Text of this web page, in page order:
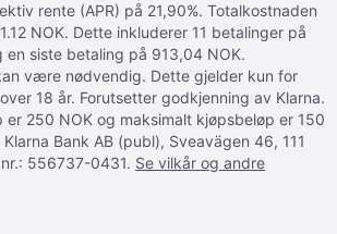
rente (APR) på 21,90%. Totalkostnaden
NOK. Dette inkluderer 11 betalinger på
en siste betaling på 913,04 NOK.
være nødvendig. Dette gjelder kun for
18 år. Forutsetter godkjenning av Klarna.
er 250 NOK og maksimalt kjøpsbeløp er 150
Bank AB (publ), Sveavägen 46, 111
556737-0431. Se vilkår og andre